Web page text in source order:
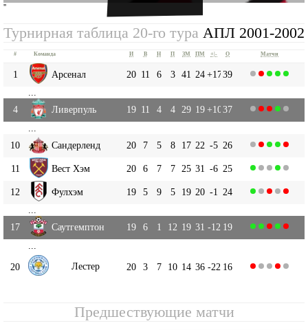
''
Турнирная таблица 20-го тура АПЛ 2001-2002
# Команда И В Н П ЗМ ПМ +|- О Матчи
1 Арсенал 20 11 6 3 41 24+1739
4
Ливерпуль 19 11 4 4 29 19+1037
10
Сандерленд 20 7 5 8 17 22 -5 26
11 Вест Хэм 20 6 7 7 25 31 -6 25
12 Фулхэм 19 5 9 5 19 20 -1
24
17
Саутгемптон 19 6 1 12 19 31 -12 19
20
Лестер 20 3 7 10 14 36 -22 16
Предшествующие матчи